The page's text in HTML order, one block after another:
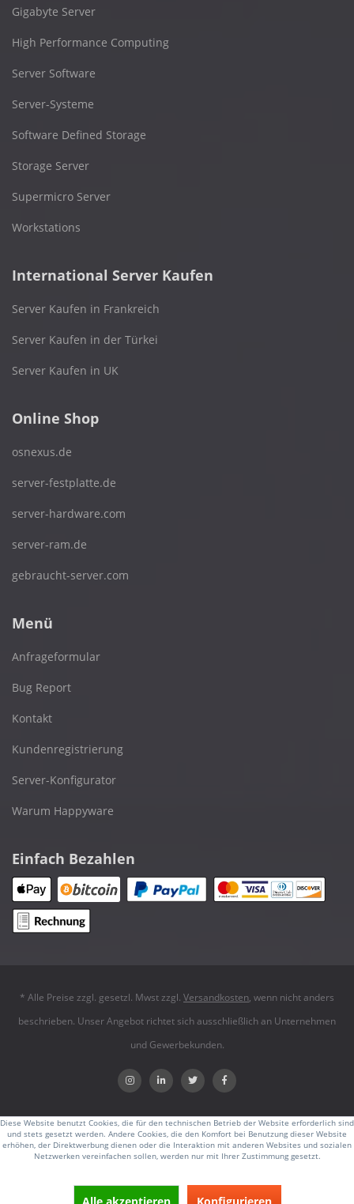
Gigabyte Server
High Performance Computing
Server Software
Server-Systeme
Software Defined Storage
Storage Server
Supermicro Server
Workstations
International Server Kaufen
Server Kaufen in Frankreich
Server Kaufen in der Türkei
Server Kaufen in UK
Online Shop
osnexus.de
server-festplatte.de
server-hardware.com
server-ram.de
gebraucht-server.com
Menü
Anfrageformular
Bug Report
Kontakt
Kundenregistrierung
Server-Konfigurator
Warum Happyware
Einfach Bezahlen
* Alle Preise zzgl. gesetzl. Mwst zzgl. Versandkosten, wenn nicht anders
beschrieben. Unser Angebot richtet sich ausschließlich an Unternehmen
und Gewerbekunden.
Diese Website benutzt Cookies, die für den technischen Betrieb der Website erforderlich sind
und stets gesetzt werden. Andere Cookies, die den Komfort bei Benutzung dieser Website
erhöhen, der Direktwerbung dienen oder die Interaktion mit anderen Websites und sozialen
Netzwerken vereinfachen sollen, werden nur mit Ihrer Zustimmung gesetzt.